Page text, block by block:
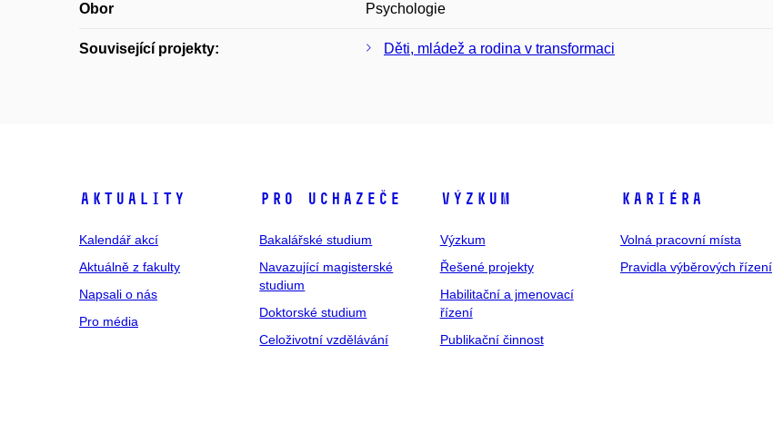
Obor Psychologie
Související projekty: Děti, mládež a rodina v transformaci
Aktuality
Kalendář akcí
Aktuálně z fakulty
Napsali o nás
Pro média
Pro uchazeče
Bakalářské studium
Navazující magisterské
studium
Doktorské studium
Celoživotní vzdělávání
Výzkum
Výzkum
Řešené projekty
Habilitační a jmenovací
řízení
Publikační činnost
Kariéra
Volná pracovní místa
Pravidla výběrových řízení